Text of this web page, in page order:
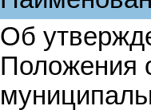
Об
Положения